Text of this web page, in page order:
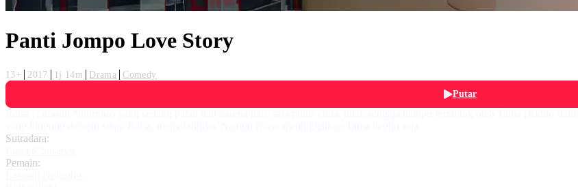
Panti Jompo Love Story
13+ 2017 1j 14m Drama
Comedy
Putar
Sutradara:
Pemain: